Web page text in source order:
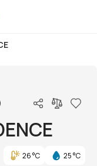
26 °C
25 °C